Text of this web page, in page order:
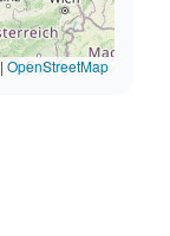
| OpenStreetMap